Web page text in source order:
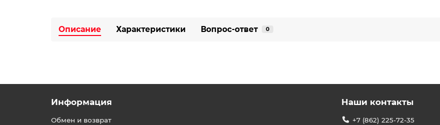
Описание Характеристики Вопрос-ответ 0
Информация
Обмен и возврат
Наши контакты
+7 (862) 225-72-35